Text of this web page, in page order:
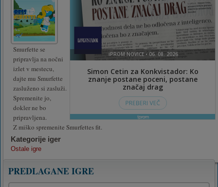
Smurfette se
pripravlja na nočni
izlet v mestecu,
dajte mu Smurfette
zasluženo si zasluži.
Spremenite jo,
dokler ne bo
pripravljena.
Z miško spremenite Smurfettes fit.
Kategorije iger
Ostale igre
PREDLAGANE IGRE